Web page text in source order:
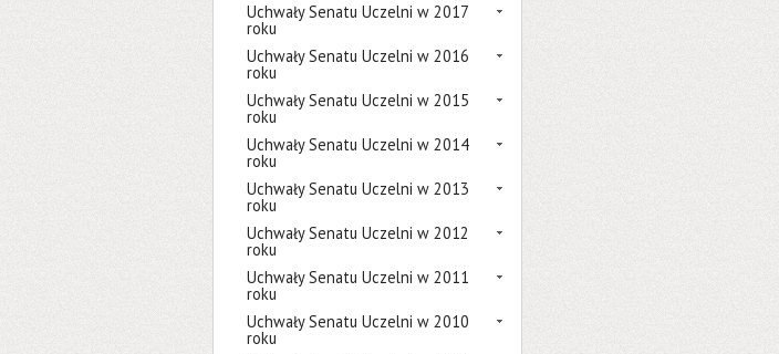
Uchwały Senatu Uczelni w 2017
roku
Uchwały Senatu Uczelni w 2016
roku
Uchwały Senatu Uczelni w 2015
roku
Uchwały Senatu Uczelni w 2014
roku
Uchwały Senatu Uczelni w 2013
roku
Uchwały Senatu Uczelni w 2012
roku
Uchwały Senatu Uczelni w 2011
roku
Uchwały Senatu Uczelni w 2010
roku